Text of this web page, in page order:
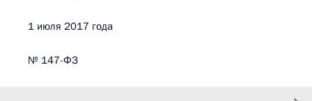
1 июля 2017 года
№ 147-ФЗ